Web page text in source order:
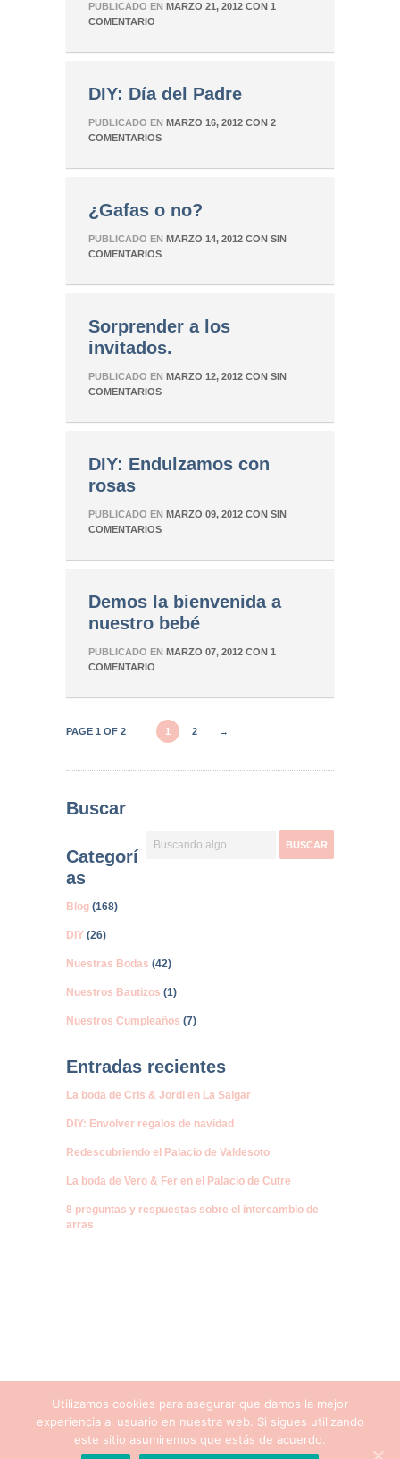
PUBLICADO EN MARZO 21, 2012 CON 1
COMENTARIO
DIY: Día del Padre
PUBLICADO EN MARZO 16, 2012 CON 2
COMENTARIOS
¿Gafas o no?
PUBLICADO EN MARZO 14, 2012 CON SIN
COMENTARIOS
Sorprender a los
invitados.
PUBLICADO EN MARZO 12, 2012 CON SIN
COMENTARIOS
DIY: Endulzamos con
rosas
PUBLICADO EN MARZO 09, 2012 CON SIN
COMENTARIOS
Demos la bienvenida a
nuestro bebé
PUBLICADO EN MARZO 07, 2012 CON 1
COMENTARIO
PAGE 1 OF 2 1 2 →
Buscar
Categorí
as
Blog (168)
DIY (26)
Nuestras Bodas (42)
Nuestros Bautizos (1)
Nuestros Cumpleaños (7)
Entradas recientes
La boda de Cris & Jordi en La Salgar
DIY: Envolver regalos de navidad
Redescubriendo el Palacio de Valdesoto
La boda de Vero & Fer en el Palacio de Cutre
8 preguntas y respuestas sobre el intercambio de
arras
Utilizamos cookies para asegurar que damos la mejor
experiencia al usuario en nuestra web. Si sigues utilizando
este sitio asumiremos que estás de acuerdo.